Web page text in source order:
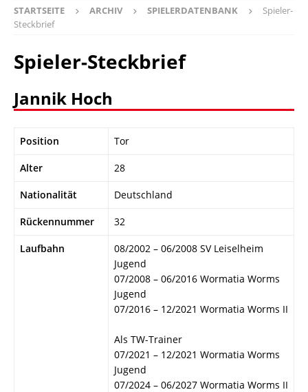
STARTSEITE ARCHIV SPIELERDATENBANK
Spieler-
Steckbrief
Spieler-Steckbrief
Jannik Hoch
Position Tor
Alter 28
Nationalität Deutschland
Rückennummer 32
Laufbahn
08/2002 – 06/2008 SV Leiselheim
Jugend
07/2008 – 06/2016 Wormatia Worms
Jugend
07/2016 – 12/2021 Wormatia Worms II
Als TW-Trainer
07/2021 – 12/2021 Wormatia Worms
Jugend
07/2024 – 06/2027 Wormatia Worms II